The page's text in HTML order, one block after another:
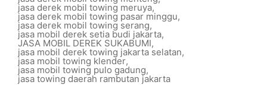
jasa derek mobil towing meruya,
jasa derek mobil towing pasar minggu,
jasa derek mobil towing serang,
jasa mobil derek setia budi jakarta,
JASA MOBIL DEREK SUKABUMI,
jasa mobil derek towing jakarta selatan,
jasa mobil towing klender,
jasa mobil towing pulo gadung,
jasa towing daerah rambutan jakarta